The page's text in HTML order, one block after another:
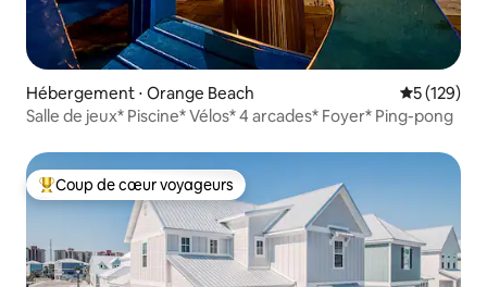
Hébergement ⋅ Orange Beach Évaluation
5 (129)
Salle de jeux* Piscine* Vélos* 4 arcades* Foyer* Ping-pong
Coups de cœur voyageurs les plus appréciés
Coup de cœur voyageurs